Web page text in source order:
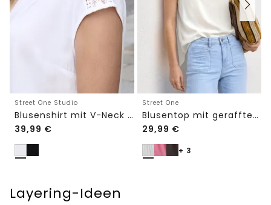
Street One Studio
Blusenshirt mit V-Neck und Spitze
39,99 €
Street One
Blusentop mit gerafftem Rundhals
29,99 €
+ 3
Layering-Ideen